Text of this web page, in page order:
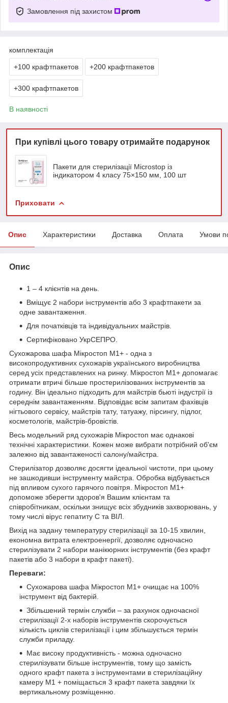
Замовлення під захистом
комплектація
+100 крафтпакетов +200 крафтпакетов
+300 крафтпакетов
В наявності
При купівлі цього товару отримайте подарунок
Пакети для стерилізації Microstop із
індикатором 4 класу 75×150 мм, 100 шт
Приховати
Опис Характеристики Доставка Оплата Умови
Опис
1 – 4 клієнтів на день.
Вміщує 2 набори інструментів або 3 крафтпакети за
одне завантаження.
Для початківців та індивідуальних майстрів.
Сертифіковано УкрСЕПРО.
Сухожарова шафа Мікростоп М1+ - одна з
високопродуктивних сухожарів українського виробництва
серед усіх представлених на ринку. Мікростоп М1+ допомагає
отримати втричі більше простерилізованих інструментів за
годину. Він ідеально підходить для майстрів бьюті індустрії із
середнім завантаженням. Відповідає всім запитам фахівців
нігтьового сервісу, майстрів тату, татуажу, пірсингу, підлог,
косметологів, майстрів-бровістів.
Весь модельний ряд сухожарів Мікростоп має однакові
технічні характеристики. Кожен може вибрати потрібний об'єм
залежно від завантаженості салону/майстра.
Стерилізатор дозволяє досягти ідеальної чистоти, при цьому
не зашкодивши інструменту майстра. Обробка відбувається
під впливом сухого гарячого повітря. Мікростоп М1+
допоможе зберегти здоров'я Вашим клієнтам та
співробітникам, оскільки знищує всіх збудників захворювань, у
тому числі вірус гепатиту С та ВІЛ.
Вихід на задану температуру стерилізації за 10-15 хвилин,
економна витрата електроенергії, дозволяє одночасно
стерилізувати 2 набори манікюрних інструментів (без крафт
пакетів або 3 набори в крафт пакеті).
Переваги:
Сухожарова шафа Мікростоп М1+ очищає на 100%
інструмент від бактерій.
Збільшений термін служби – за рахунок одночасної
стерилізації 2-х наборів інструментів скорочується
кількість циклів стерилізації і цим збільшується термін
служби приладу.
Має високу продуктивність - можна одночасно
стерилізувати більше інструментів, тому що замість
одного крафт пакета з інструментами в стерилізаційну
камеру М1 + поміщається 3 крафт пакета завдяки їх
вертикальному розміщенню.